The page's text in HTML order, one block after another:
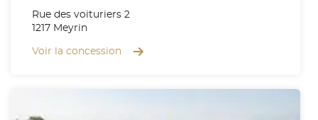
Rue des voituriers 2
1217 Meyrin
Voir la concession